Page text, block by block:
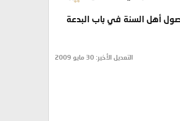
أهل السنة في باب البدعة
التعديل الأخير: 30 مايو 2009